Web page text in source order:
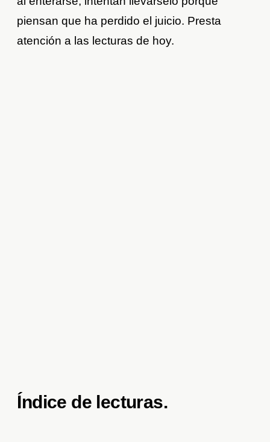
piensan que ha perdido el juicio. Presta
atención a las lecturas de hoy.
Índice de lecturas.